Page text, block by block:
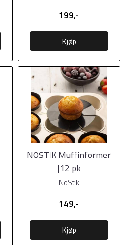
199,-
Kjøp
NOSTIK Muffinformer
|12 pk
NoStik
149,-
Kjøp